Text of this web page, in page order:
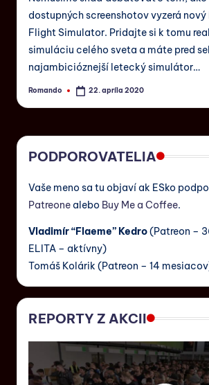
dostupných screenshotov vyzerá
Flight Simulator. Pridajte si k tomu
simuláciu celého sveta a máte pred
najambicióznejší letecký simulátor…
Romando 22. apríla 2020
PODPOROVATELIA
Vaše meno sa tu objaví ak ESko
Patreone alebo Buy Me a Coffee.
Vladimír “Flaeme” Kedro(Patreon –
ELITA – aktívny)
Tomáš Kolárik (Patreon – 14
REPORTY Z AKCII